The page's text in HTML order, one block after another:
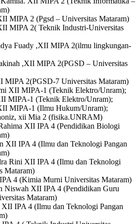
MIPA 2 (Pgsd – Universitas Mataram)
MIPA 2( Teknik Industri-Universitas
Fuady ,XII MIPA 2(ilmu lingkungan-
,XII MIPA 2(PGSD – Universitas
2(PGSD-7 Universitas Mataram)
XII MIPA-1 (Teknik Elektro/Unram);
MIPA-1 (Teknik Elektro/Unram);
MIPA-1 (Ilmu Hukum/Unram);
xii Mia 2 (fisika.UNRAM)
XII IPA 4 (Pendidikan Biologi
XII IPA 4 (Ilmu dan Teknologi Pangan
Rini XII IPA 4 (Ilmu dan Teknologi
Mataram)
4 (Kimia Murni Universitas Mataram)
Niswah XII IPA 4 (Pendidikan Guru
Mataram)
IPA 4 (Ilmu dan Teknologi Pangan